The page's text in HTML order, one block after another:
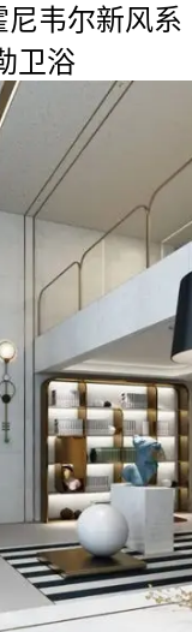
韦尔新风系
卫浴